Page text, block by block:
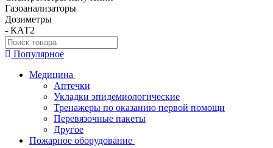
Газоанализаторы
Дозиметры
- КАТ2
Популярное
Медицина
Аптечки
Укладки эпидемиологические
Тренажеры по оказанию первой помощи
Перевязочные пакеты
Другое
Пожарное оборудование